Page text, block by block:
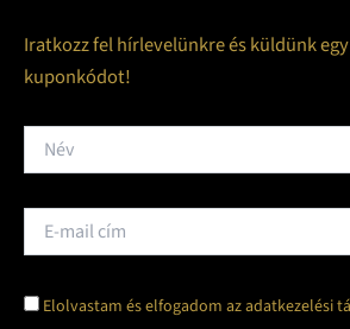
Iratkozz fel hírlevelünkre és küldünk
kuponkódot!
Elolvastam és elfogadom az adatkezelési